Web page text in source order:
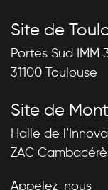
Site de
Portes Sud IMM
31100 Toulouse
Site de
Halle de
ZAC
Appelez-nous